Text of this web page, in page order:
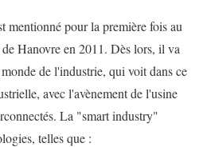
mentionné pour la première fois au
Hanovre en 2011. Dès lors, il va
de l'industrie, qui voit dans ce
avec l'avènement de l'usine
La "smart industry"
telles que :